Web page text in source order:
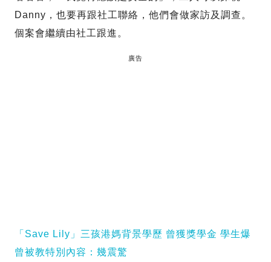
Danny，也要再跟社工聯絡，他們會做家訪及調查。
個案會繼續由社工跟進。
廣告
「Save Lily」三孩港媽背景學歷 曾獲獎學金 學生爆
曾被教特別內容：幾震驚